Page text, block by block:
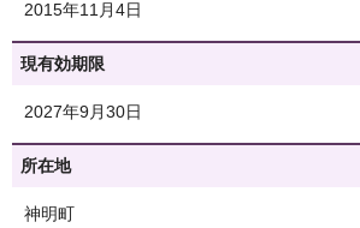
2015年11月4日
現有効期限
2027年9月30日
所在地
神明町